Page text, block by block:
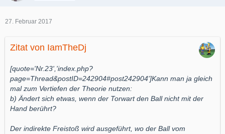
27. Februar 2017
Zitat von IamTheDj
[quote='Nr.23','index.php?
page=Thread&postID=242904#post242904']Kann man ja gleich
mal zum Vertiefen der Theorie nutzen:
b) Ändert sich etwas, wenn der Torwart den Ball nicht mit der
Hand berührt?
Der indirekte Freistoß wird ausgeführt, wo der Ball vom